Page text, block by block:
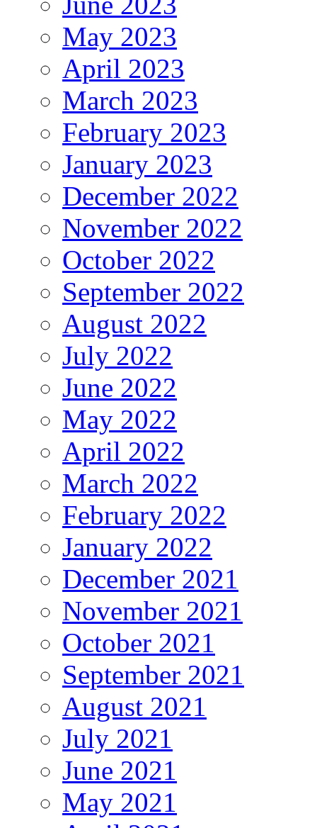
May 2023
April 2023
March 2023
February 2023
January 2023
December 2022
November 2022
October 2022
September 2022
August 2022
July 2022
June 2022
May 2022
April 2022
March 2022
February 2022
January 2022
December 2021
November 2021
October 2021
September 2021
August 2021
July 2021
June 2021
May 2021